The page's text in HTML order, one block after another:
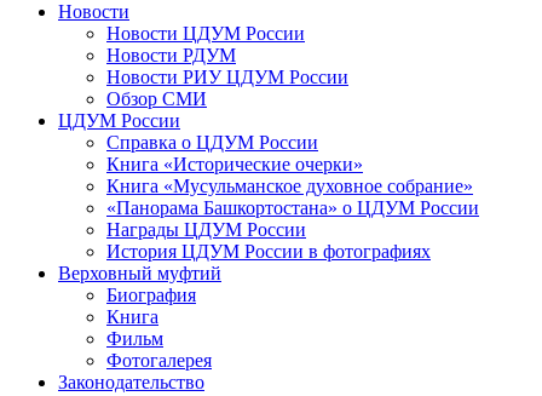
Новости
Новости ЦДУМ России
Новости РДУМ
Новости РИУ ЦДУМ России
Обзор СМИ
ЦДУМ России
Справка о ЦДУМ России
Книга «Исторические очерки»
Книга «Мусульманское духовное собрание»
«Панорама Башкортостана» о ЦДУМ России
Награды ЦДУМ России
История ЦДУМ России в фотографиях
Верховный муфтий
Биография
Книга
Фильм
Фотогалерея
Законодательство